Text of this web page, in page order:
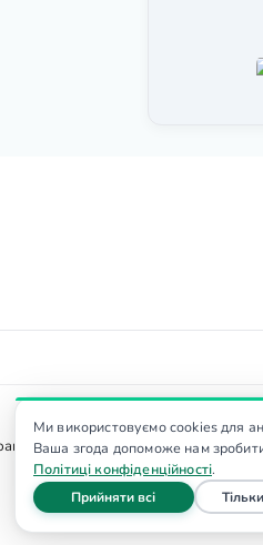
Вартість послуг уточнюйте у
Ми використовуємо cookies для
Ваша згода допоможе нам
Політиці конфіденційності.
Прийняти всіфайли cookie